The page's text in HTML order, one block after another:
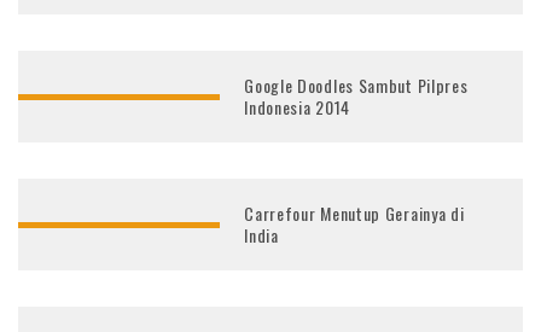
Google Doodles Sambut Pilpres
Indonesia 2014
Carrefour Menutup Gerainya di
India